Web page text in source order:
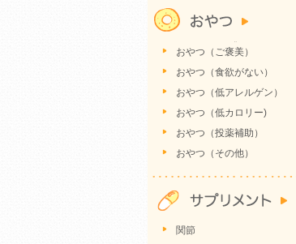
おやつ（ご褒美）
おやつ（食欲がない）
おやつ（低アレルゲン）
おやつ（低カロリー)
おやつ（投薬補助）
おやつ（その他）
関節